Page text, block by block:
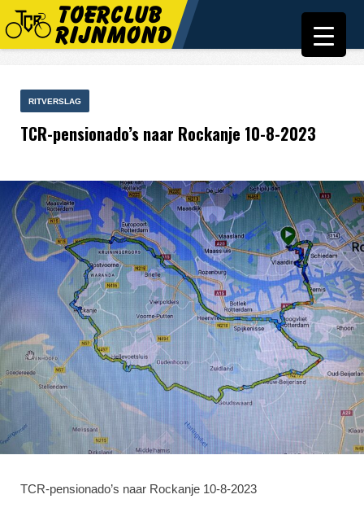
RITVERSLAG
TCR-pensionado’s naar Rockanje 10-8-2023
TCR-pensionado’s naar Rockanje 10-8-2023